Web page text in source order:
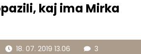
kaj ima Mirka
18. 07. 2019 13.06 3